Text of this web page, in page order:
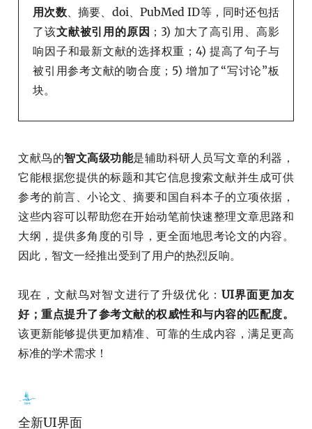
用次数、摘要、doi、PubMed ID等，同时还包括
了该文献被引用的原因 ；3) 加大了高引用、高影
响因子和最新文献的选择权重；4) 提高了句子与
被引用参考文献的吻合度；5) 增加了“写讨论”板
块。
文献鸟的智文高级功能是辅助科研人员写文章的利器，
它能根据您提供的标题和其它信息搜索文献并生成可供
参考的前言、小论文、摘要和国自科本子的立项依据，
这些内容可以帮助您在开始动笔前快速整理文章思路和
大纲，提供多角度的引导，更全面地思考论文的内容。
因此，智文一经推出受到了用户的热烈反响。
现在，文献鸟对智文进行了升级优化： UI界面更加友
好；重点提升了参考文献的权威性和与内容的匹配度。
该更新能够提供更加精准、可靠的生成内容，满足更高
标准的学术需求！
全新UI界面